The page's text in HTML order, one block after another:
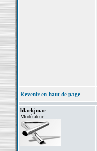
Revenir en haut de page
blackjmac
Modérateur